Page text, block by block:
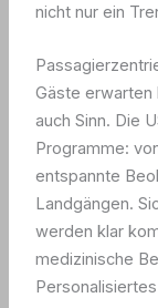
nicht nur ein
Gäste erwarten
auch Sinn. Die
Programme:
entspannte
Landgängen.
werden klar
medizinische